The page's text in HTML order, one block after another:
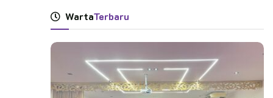
WartaTerbaru